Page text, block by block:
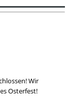
Wir
Osterfest!